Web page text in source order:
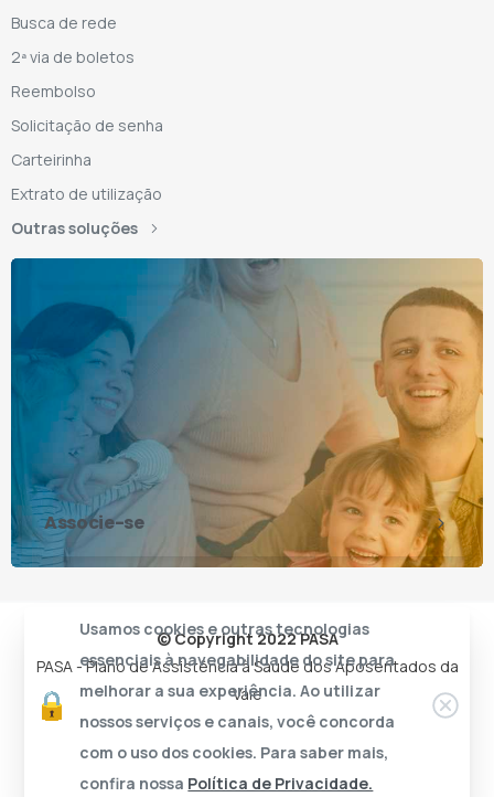
Busca de rede
2ª via de boletos
Reembolso
Solicitação de senha
Carteirinha
Extrato de utilização
Outras soluções
Associe-se
© Copyright 2022 PASA
PASA - Plano de Assistência à Saúde dos Aposentados da
Vale
Usamos cookies e outras tecnologias
essenciais à navegabilidade do site para
melhorar a sua experiência. Ao utilizar
nossos serviços e canais, você concorda
com o uso dos cookies. Para saber mais,
confira nossa Política de Privacidade.